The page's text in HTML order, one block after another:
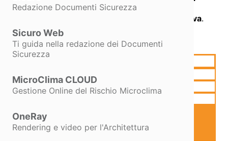
Redazione Documenti Sicurezza
Sicuro Web
Ti guida nella redazione dei Documenti
Sicurezza
MicroClima CLOUD
Gestione Online del Rischio Microclima
OneRay
Rendering e video per l'Architettura
documenti fiscali, mantenendo sempre
precisione, controllo e conformità normativa.
Richiedi l'Offerta
PreVedo
Novità e Funzionalità
Acquista
Promo Aggiornamento
Richiedi Informazioni